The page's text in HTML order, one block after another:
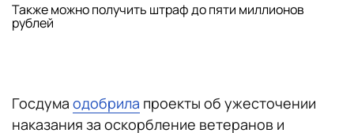
Также можно получить штраф до пяти миллионов
рублей
Госдума одобрила проекты об ужесточении
наказания за оскорбление ветеранов и